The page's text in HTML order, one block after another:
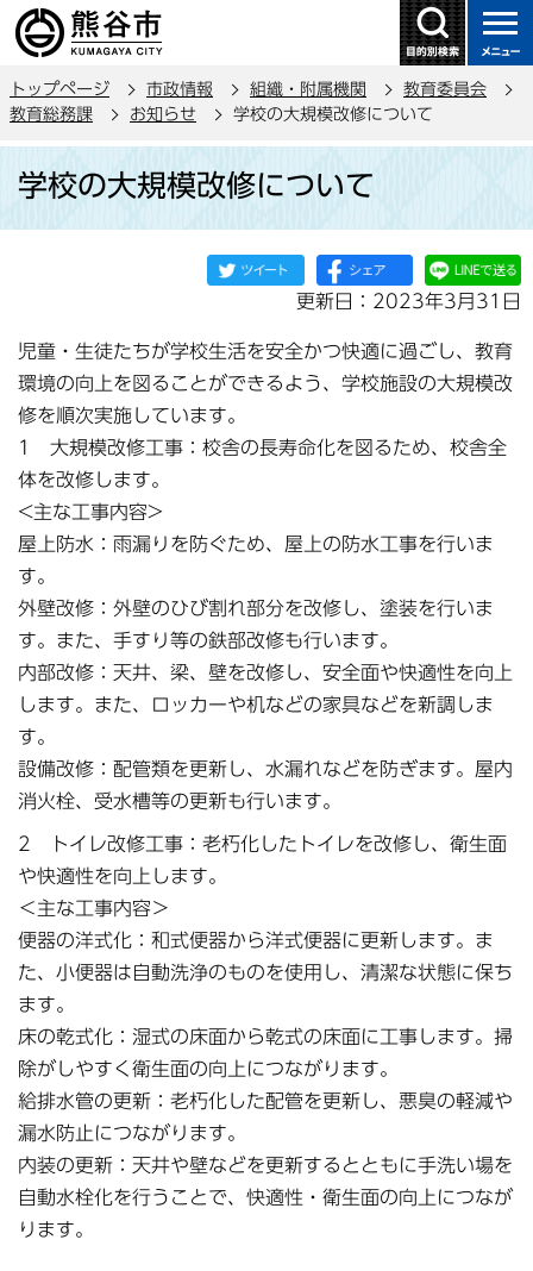
の
ー
トップページ 市政情報 組織・附属機関
教育委員会
教育総務課
お知らせ 学校の大規模改修について
学校の大規模改修について
更新日：2023年3月31日
児童・生徒たちが学校生活を安全かつ快適に過ごし、教育
環境の向上を図ることができるよう、学校施設の大規模改
修を順次実施しています。
1 大規模改修工事：校舎の長寿命化を図るため、校舎全
体を改修します。
<主な工事内容>
屋上防水：雨漏りを防ぐため、屋上の防水工事を行いま
す。
外壁改修：外壁のひび割れ部分を改修し、塗装を行いま
す。また、手すり等の鉄部改修も行います。
内部改修：天井、梁、壁を改修し、安全面や快適性を向上
します。また、ロッカーや机などの家具などを新調しま
す。
設備改修：配管類を更新し、水漏れなどを防ぎます。屋内
消火栓、受水槽等の更新も行います。
2 トイレ改修工事：老朽化したトイレを改修し、衛生面
や快適性を向上します。
＜主な工事内容＞
便器の洋式化：和式便器から洋式便器に更新します。ま
た、小便器は自動洗浄のものを使用し、清潔な状態に保ち
ます。
床の乾式化：湿式の床面から乾式の床面に工事します。掃
除がしやすく衛生面の向上につながります。
給排水管の更新：老朽化した配管を更新し、悪臭の軽減や
漏水防止につながります。
内装の更新：天井や壁などを更新するとともに手洗い場を
自動水栓化を行うことで、快適性・衛生面の向上につなが
ります。